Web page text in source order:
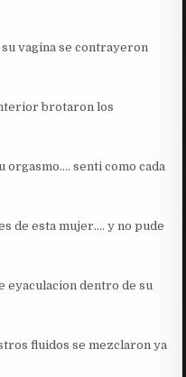
vagina se contrayeron
brotaron los
orgasmo…. senti como cada
de esta mujer…. y no pude
eyaculacion dentro de su
fluidos se mezclaron ya